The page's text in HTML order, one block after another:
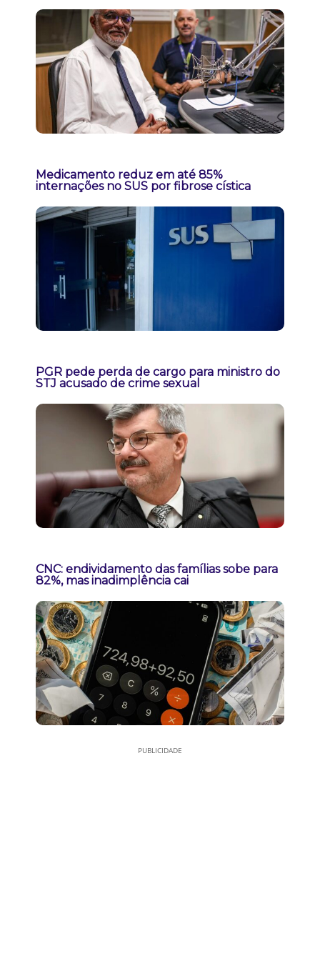
Medicamento reduz em até 85%
internações no SUS por fibrose cística
PGR pede perda de cargo para ministro do
STJ acusado de crime sexual
CNC: endividamento das famílias sobe para
82%, mas inadimplência cai
PUBLICIDADE